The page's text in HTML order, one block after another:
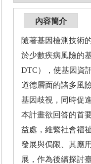
內容簡介
隨著基因檢測技術
於少數疾病風險的
DTC），使基因資
道德層面的諸多風
基因歧視，同時促
本計畫欲回答的首
益處，維繫社會福
發展與侷限、其應
展，作為後續探討